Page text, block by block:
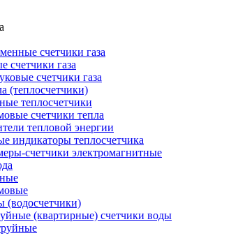
счетчики газа
счетчики газа
счетчики газа
(теплосчетчики)
теплосчетчики
счетчики тепла
тепловой энергии
индикаторы теплосчетчика
счетчики электромагнитные
(водосчетчики)
(квартирные) счетчики воды